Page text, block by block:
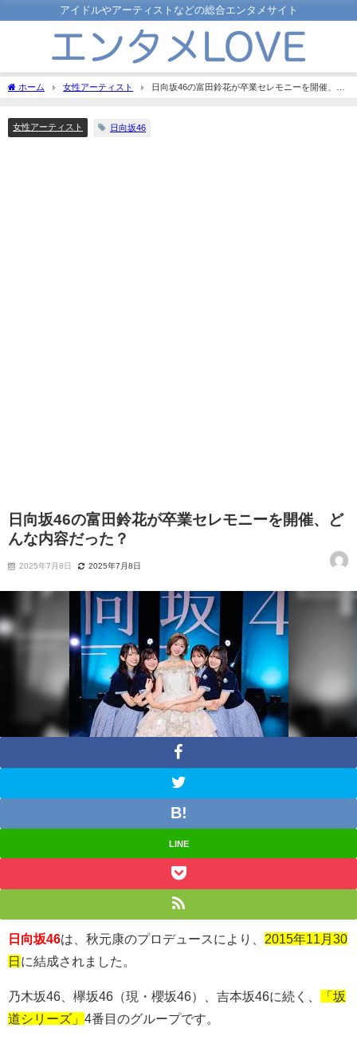
アイドルやアーティストなどの総合エンタメサイト
ホーム 女性アーティスト
日向坂46の富田鈴花が卒業セレモニーを開催、ど
んな内容だった？
女性アーティスト 日向坂46
日向坂46の富田鈴花が卒業セレモニーを開催、ど
んな内容だった？
2025年7月8日 2025年7月8日
LINE
日向坂46は、秋元康のプロデュースにより、 2015年11月30
日 に結成されました。
乃木坂46 、欅坂46 （現・櫻坂46）、吉本坂46に続く、
「坂
道シリーズ」 4番目のグループです。